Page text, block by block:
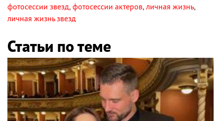
фотосессии звезд, фотосессии актеров, личная жизнь,
личная жизнь звезд
Статьи по теме